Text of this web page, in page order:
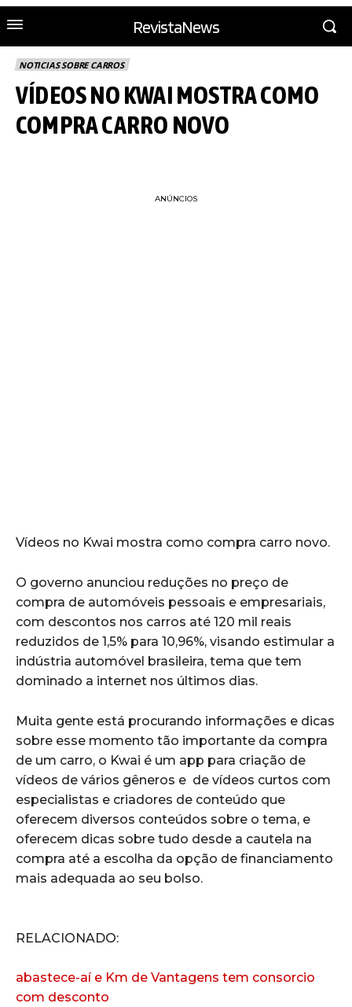
RevistaNews
NOTICIAS SOBRE CARROS
VÍDEOS NO KWAI MOSTRA COMO
COMPRA CARRO NOVO
ANÚNCIOS
Vídeos no Kwai mostra como compra carro novo.
O governo anunciou reduções no preço de
compra de automóveis pessoais e empresariais,
com descontos nos carros até 120 mil reais
reduzidos de 1,5% para 10,96%, visando estimular a
indústria automóvel brasileira, tema que tem
dominado a internet nos últimos dias.
Muita gente está procurando informações e dicas
sobre esse momento tão importante da compra
de um carro, o Kwai é um app para criação de
vídeos de vários gêneros e de vídeos curtos com
especialistas e criadores de conteúdo que
oferecem diversos conteúdos sobre o tema, e
oferecem dicas sobre tudo desde a cautela na
compra até a escolha da opção de financiamento
mais adequada ao seu bolso.
RELACIONADO:
abastece-aí e Km de Vantagens tem consorcio
com desconto